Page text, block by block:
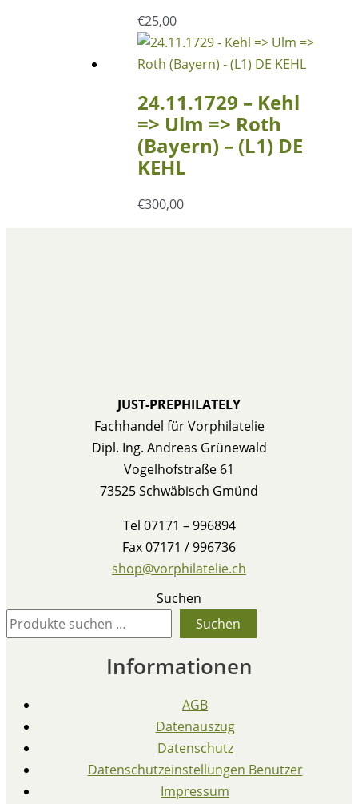
€25,00
24.11.1729 – Kehl
=> Ulm => Roth
(Bayern) – (L1) DE
KEHL
€300,00
JUST-PREPHILATELY
Fachhandel für Vorphilatelie
Dipl. Ing. Andreas Grünewald
Vogelhofstraße 61
73525 Schwäbisch Gmünd
Tel 07171 – 996894
Fax 07171 / 996736
shop@vorphilatelie.ch
Suchen
Suchen
Informationen
AGB
Datenauszug
Datenschutz
Datenschutzeinstellungen Benutzer
Impressum